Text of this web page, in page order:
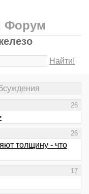
Форум
Найти!
26
26
толщину - что
17